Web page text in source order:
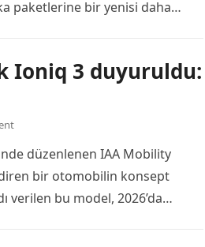
paketlerine bir yenisi daha
detaylar. Google AI Plus, zamanla
Ioniq 3 duyuruldu:
düzenlenen IAA Mobility
bir otomobilin konsept
verilen bu model, 2026’da